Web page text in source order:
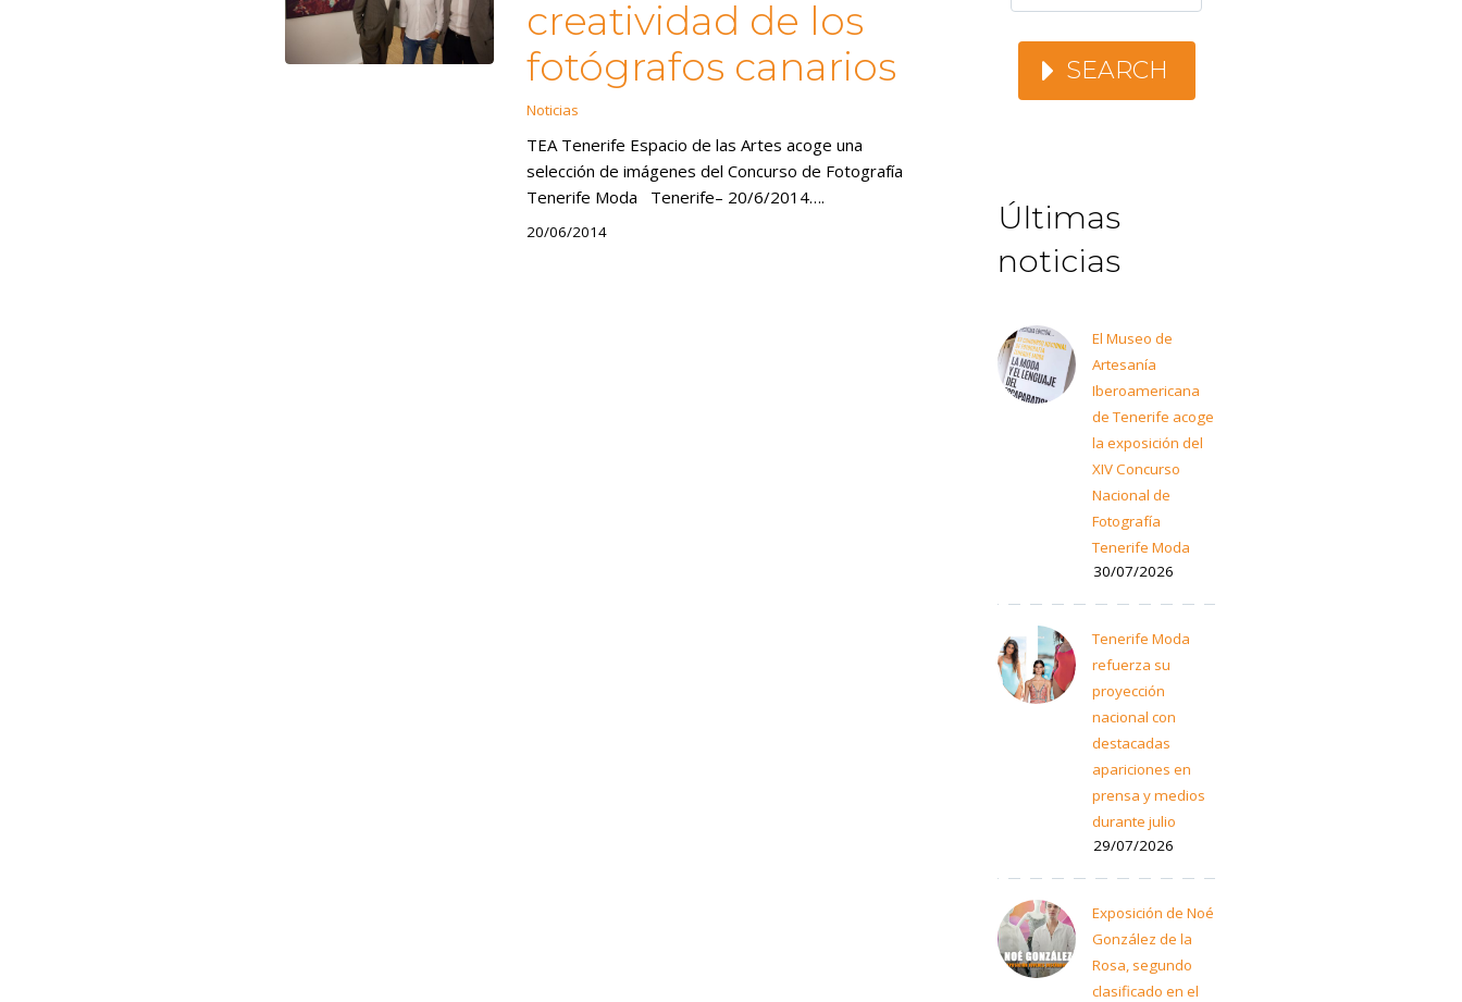
creatividad de los
fotógrafos canarios
Noticias
TEA Tenerife Espacio de las Artes acoge una
selección de imágenes del Concurso de Fotografía
Tenerife Moda Tenerife– 20/6/2014….
20/06/2014
SEARCH
Últimas
noticias
El Museo de
Artesanía
Iberoamericana
de Tenerife acoge
la exposición del
XIV Concurso
Nacional de
Fotografía
Tenerife Moda
30/07/2026
Tenerife Moda
refuerza su
proyección
nacional con
destacadas
apariciones en
prensa y medios
durante julio
29/07/2026
Exposición de Noé
González de la
Rosa, segundo
clasificado en el